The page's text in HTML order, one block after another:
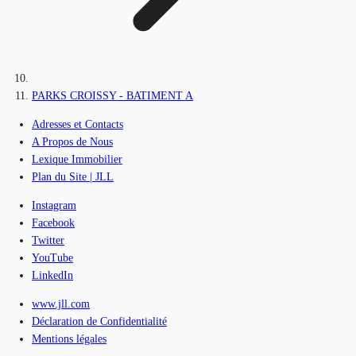
PARKS CROISSY - BATIMENT A
Adresses et Contacts
A Propos de Nous
Lexique Immobilier
Plan du Site | JLL
Instagram
Facebook
Twitter
YouTube
LinkedIn
www.jll.com
Déclaration de Confidentialité
Mentions légales